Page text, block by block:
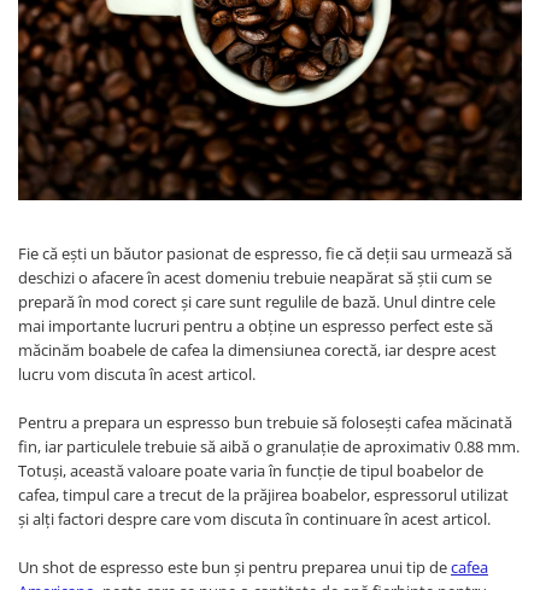
Cafea boabe Vergnano
Cafea boabe Segafredo
Cafea boabe Julius Meinl
Cafea boabe 1kg
Cafea boabe verde
Alte branduri cafea
Cafea proaspat prajita
Cafea Etiopia
Cafea Columbia
Cafea Brazilia
Cafea Guatemala
Cafea Costa Rica
Cafea Rwanda
Cafea Decofeinizata
Cafea Instant
Sistem de zahar si paleta
Tastaturi si butoane
Fie că ești un băutor pasionat de espresso, fie că deții sau urmează să
deschizi o afacere în acest domeniu trebuie neapărat să știi cum se
prepară în mod corect și care sunt regulile de bază. Unul dintre cele
mai importante lucruri pentru a obține un espresso perfect este să
măcinăm boabele de cafea la dimensiunea corectă, iar despre acest
lucru vom discuta în acest articol.
Pentru a prepara un espresso bun trebuie să folosești cafea măcinată
fin, iar particulele trebuie să aibă o granulație de aproximativ 0.88 mm.
Totuși, această valoare poate varia în funcție de tipul boabelor de
cafea, timpul care a trecut de la prăjirea boabelor, espressorul utilizat
și alți factori despre care vom discuta în continuare în acest articol.
Un shot de espresso este bun și pentru preparea unui tip decafea